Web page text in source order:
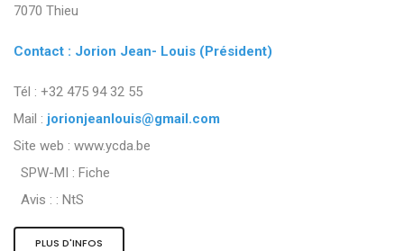
7070 Thieu
Contact : Jorion Jean- Louis (Président)
Tél : +32 475 94 32 55
Mail : jorionjeanlouis@gmail.com
Site web : www.ycda.be
SPW-MI : Fiche
Avis : : NtS
PLUS D'INFOS